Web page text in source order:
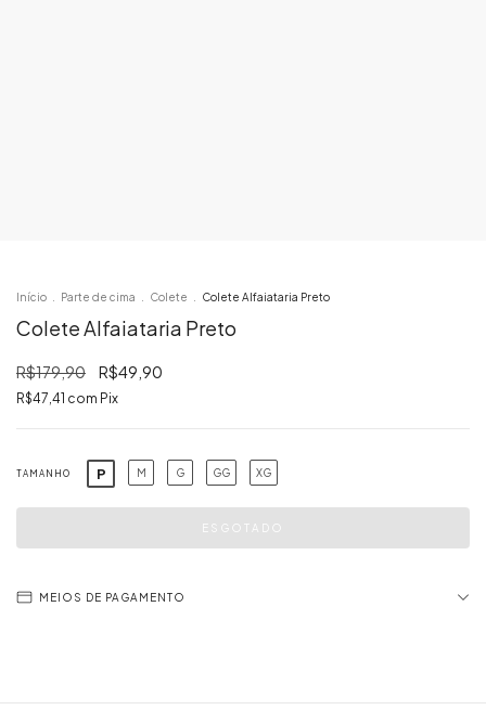
Início Parte de cima Colete Colete Alfaiataria Preto
Colete Alfaiataria Preto
R$179,90 R$49,90
R$47,41 com Pix
TAMANHO P M G GG XG
MEIOS DE PAGAMENTO